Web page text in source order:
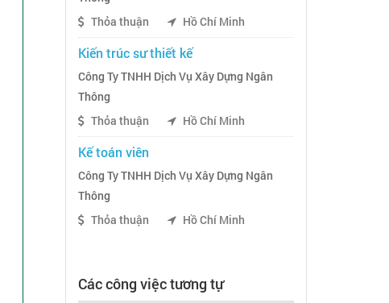
Thỏa thuận
Hồ Chí Minh
Kiến trúc sư thiết kế
Công Ty TNHH Dịch Vụ Xây Dựng Ngân
Thông
Thỏa thuận
Hồ Chí Minh
Kế toán viên
Công Ty TNHH Dịch Vụ Xây Dựng Ngân
Thông
Thỏa thuận
Hồ Chí Minh
Các công việc tương tự